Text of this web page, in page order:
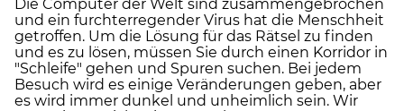
Die Computer der Welt sind zusammengebrochen
und ein furchterregender Virus hat die Menschheit
getroffen. Um die Lösung für das Rätsel zu finden
und es zu lösen, müssen Sie durch einen Korridor in
"Schleife" gehen und Spuren suchen. Bei jedem
Besuch wird es einige Veränderungen geben, aber
es wird immer dunkel und unheimlich sein. Wir